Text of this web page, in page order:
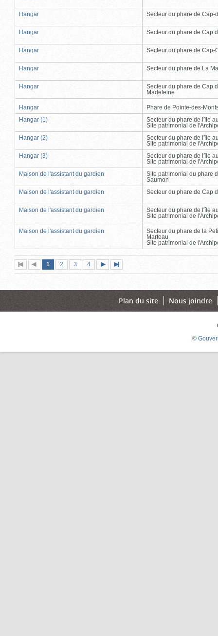
Hangar Secteur du phare de Cap-
Hangar Secteur du phare de Cap
Hangar Secteur du phare de Cap-
Hangar Secteur du phare de La
Hangar
Secteur du phare de Cap
Madeleine
Hangar
Phare de Pointe-des-
Hangar (1)
Secteur du phare de l'île
Site patrimonial de
Hangar (2)
Secteur du phare de l'île
Site patrimonial de
Hangar (3)
Secteur du phare de l'île
Site patrimonial de
Maison de l'assistant du gardien
Site patrimonial du phare
Saumon
Maison de l'assistant du gardien
Secteur du phare de Cap
Maison de l'assistant du gardien
Secteur du phare de l'île
Site patrimonial de
Maison de l'assistant du gardien
Secteur du phare de la
Marteau
Site patrimonial de
Première
page
Page
précédente
Page
1 (page
actuelle)
Page
2 Page
3 Page
4
suivante
page
Plan du site Nous joindre
©